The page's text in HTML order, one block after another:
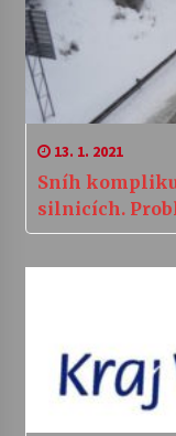
13. 1. 2021
Sníh
silnicích.